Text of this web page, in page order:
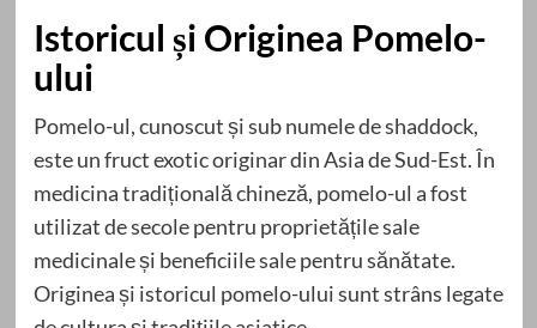
Istoricul și Originea Pomelo-
ului
Pomelo-ul, cunoscut și sub numele de shaddock,
este un fruct exotic originar din Asia de Sud-Est. În
medicina tradițională chineză, pomelo-ul a fost
utilizat de secole pentru proprietățile sale
medicinale și beneficiile sale pentru sănătate.
Originea și istoricul pomelo-ului sunt strâns legate